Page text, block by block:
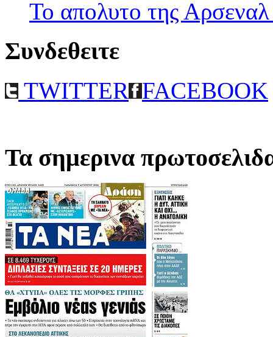
Το απολυτο της
Συνδεθειτε
TWITTER FACEBOOK
Τα σημερινα